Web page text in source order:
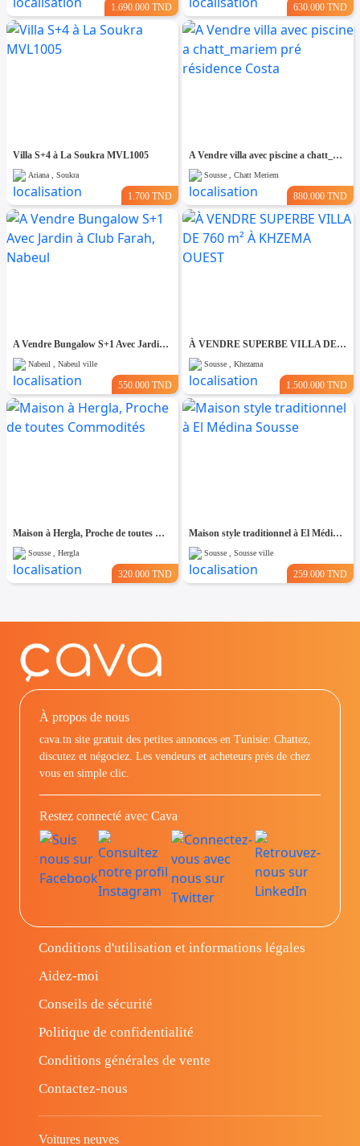
1.690.000 TND 630.000 TND
Villa S+4 à La Soukra MVL1005
Ariana , Soukra
1.700 TND
A Vendre villa avec piscine a chatt_mariem pré résidence Costa
Sousse , Chatt Meriem
880.000 TND
A Vendre Bungalow S+1 Avec Jardin à Club Farah, Nabeul
Nabeul , Nabeul ville
550.000 TND
À VENDRE SUPERBE VILLA DE 760 m² À KHZEMA OUEST
Sousse , Khezama
1.500.000 TND
Maison à Hergla, Proche de toutes Commodités
Sousse , Hergla
320.000 TND
Maison style traditionnel à El Médina Sousse
Sousse , Sousse ville
259.000 TND
À propos de nous
cava.tn site gratuit des petites annonces en Tunisie: Chattez,
discutez et négociez. Les vendeurs et acheteurs prés de chez
vous en simple clic.
Restez connecté avec Cava
Conditions d'utilisation et informations légales
Aidez-moi
Conseils de sécurité
Politique de confidentialité
Conditions générales de vente
Contactez-nous
Voitures neuves